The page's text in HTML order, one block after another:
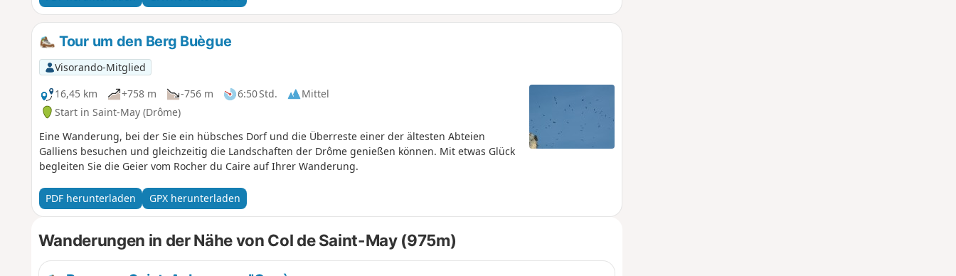
Tour um den Berg Buègue
Visorando-Mitglied
16,45 km
+758 m -756 m 6:50 Std.
Mittel
Start in Saint-May (Drôme)
Eine Wanderung, bei der Sie ein hübsches Dorf und die Überreste einer der ältesten Abteien
Galliens besuchen und gleichzeitig die Landschaften der Drôme genießen können. Mit etwas Glück
begleiten Sie die Geier vom Rocher du Caire auf Ihrer Wanderung.
PDF herunterladen GPX herunterladen
Wanderungen in der Nähe von Col de Saint-May (975m)